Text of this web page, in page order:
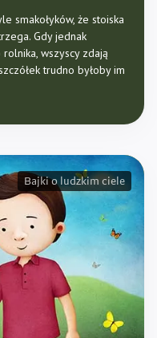
smakołyków, że stoiska
Gdy jednak
wszyscy zdają
trudno byłoby im
Bajki o ludzkim ciele